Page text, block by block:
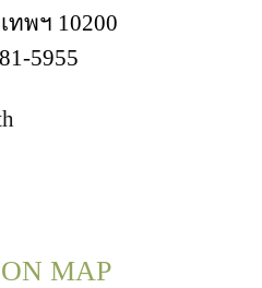
ทพฯ 10200
5955
MAP